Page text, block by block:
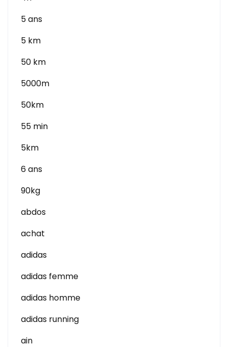
5 ans
5 km
50 km
5000m
50km
55 min
5km
6 ans
90kg
abdos
achat
adidas
adidas femme
adidas homme
adidas running
ain